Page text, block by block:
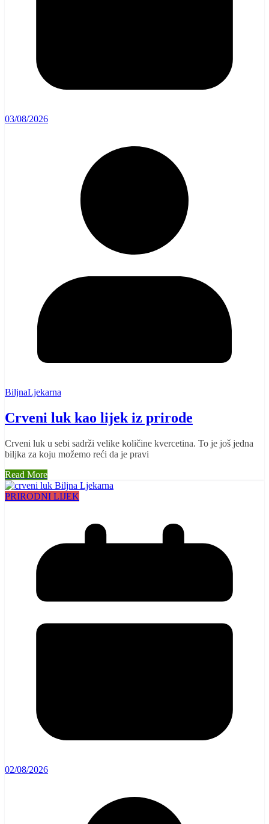
03/08/2026
BiljnaLjekarna
Crveni luk kao lijek iz prirode
Crveni luk u sebi sadrži velike količine kvercetina. To je još jedna
biljka za koju možemo reći da je pravi
Read More
PRIRODNI LIJEK
02/08/2026